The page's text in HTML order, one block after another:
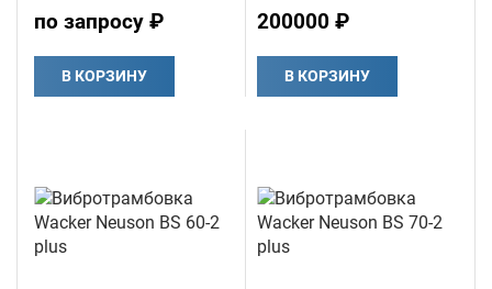
по запросу ₽
В КОРЗИНУ
200000 ₽
В КОРЗИНУ